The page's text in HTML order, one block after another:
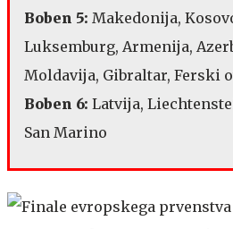
Boben 5: Makedonija,
Luksemburg, Armenija,
Moldavija, Gibraltar, Ferski
Boben 6: Latvija,
San Marino